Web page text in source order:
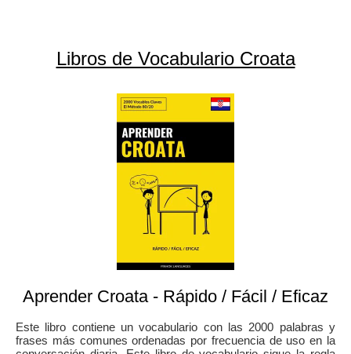
Libros de Vocabulario Croata
Aprender Croata - Rápido / Fácil / Eficaz
Este libro contiene un vocabulario con las 2000 palabras y
frases más comunes ordenadas por frecuencia de uso en la